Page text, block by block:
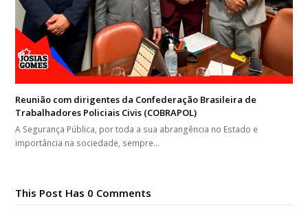
Reunião com dirigentes da Confederação Brasileira de
Trabalhadores Policiais Civis (COBRAPOL)
A Segurança Pública, por toda a sua abrangência no Estado e
importância na sociedade, sempre…
This Post Has 0 Comments